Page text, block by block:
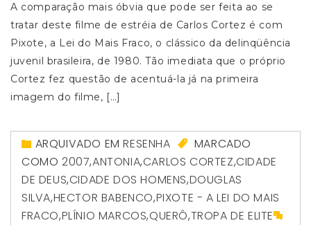
A comparação mais óbvia que pode ser feita ao se
tratar deste filme de estréia de Carlos Cortez é com
Pixote, a Lei do Mais Fraco, o clássico da delinqüência
juvenil brasileira, de 1980. Tão imediata que o próprio
Cortez fez questão de acentuá-la já na primeira
imagem do filme, […]
ARQUIVADO EMRESENHA
MARCADO
COMO 2007,ANTONIA,CARLOS CORTEZ,CIDADE
DE DEUS,CIDADE DOS HOMENS,DOUGLAS
SILVA,HECTOR BABENCO,PIXOTE - A LEI DO MAIS
FRACO,PLÍNIO MARCOS,QUERÔ,TROPA DE ELITE